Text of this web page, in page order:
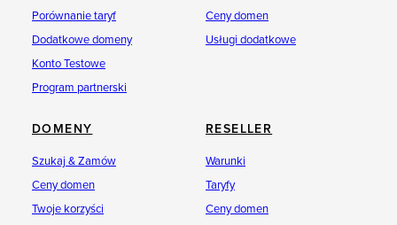
Porównanie taryf
Dodatkowe domeny
Konto Testowe
Program partnerski
Ceny domen
Usługi dodatkowe
DOMENY
Szukaj & Zamów
Ceny domen
Twoje korzyści
RESELLER
Warunki
Taryfy
Ceny domen